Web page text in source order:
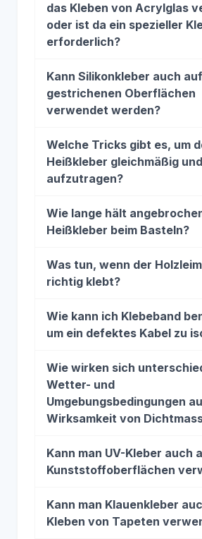
das Kleben von Acrylglas
oder ist da ein spezieller
erforderlich?
Kann Silikonkleber auch auf
gestrichenen Oberflächen
verwendet werden?
Welche Tricks gibt es, um
Heißkleber gleichmäßig
aufzutragen?
Wie lange hält
Heißkleber beim Basteln?
Was tun, wenn der
richtig klebt?
Wie kann ich Klebeband
um ein defektes Kabel zu
Wie wirken sich
Wetter- und
Umgebungsbedingungen
Wirksamkeit von
Kann man UV-Kleber auch
Kunststoffoberflächen
Kann man Klauenkleber
Kleben von Tapeten